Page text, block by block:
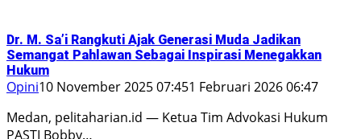
Dr. M. Sa’i Rangkuti Ajak Generasi Muda Jadikan
Semangat Pahlawan Sebagai Inspirasi Menegakkan
Hukum
Opini10 November 2025 07:451 Februari 2026 06:47
Medan, pelitaharian.id — Ketua Tim Advokasi Hukum
PASTI Bobby…